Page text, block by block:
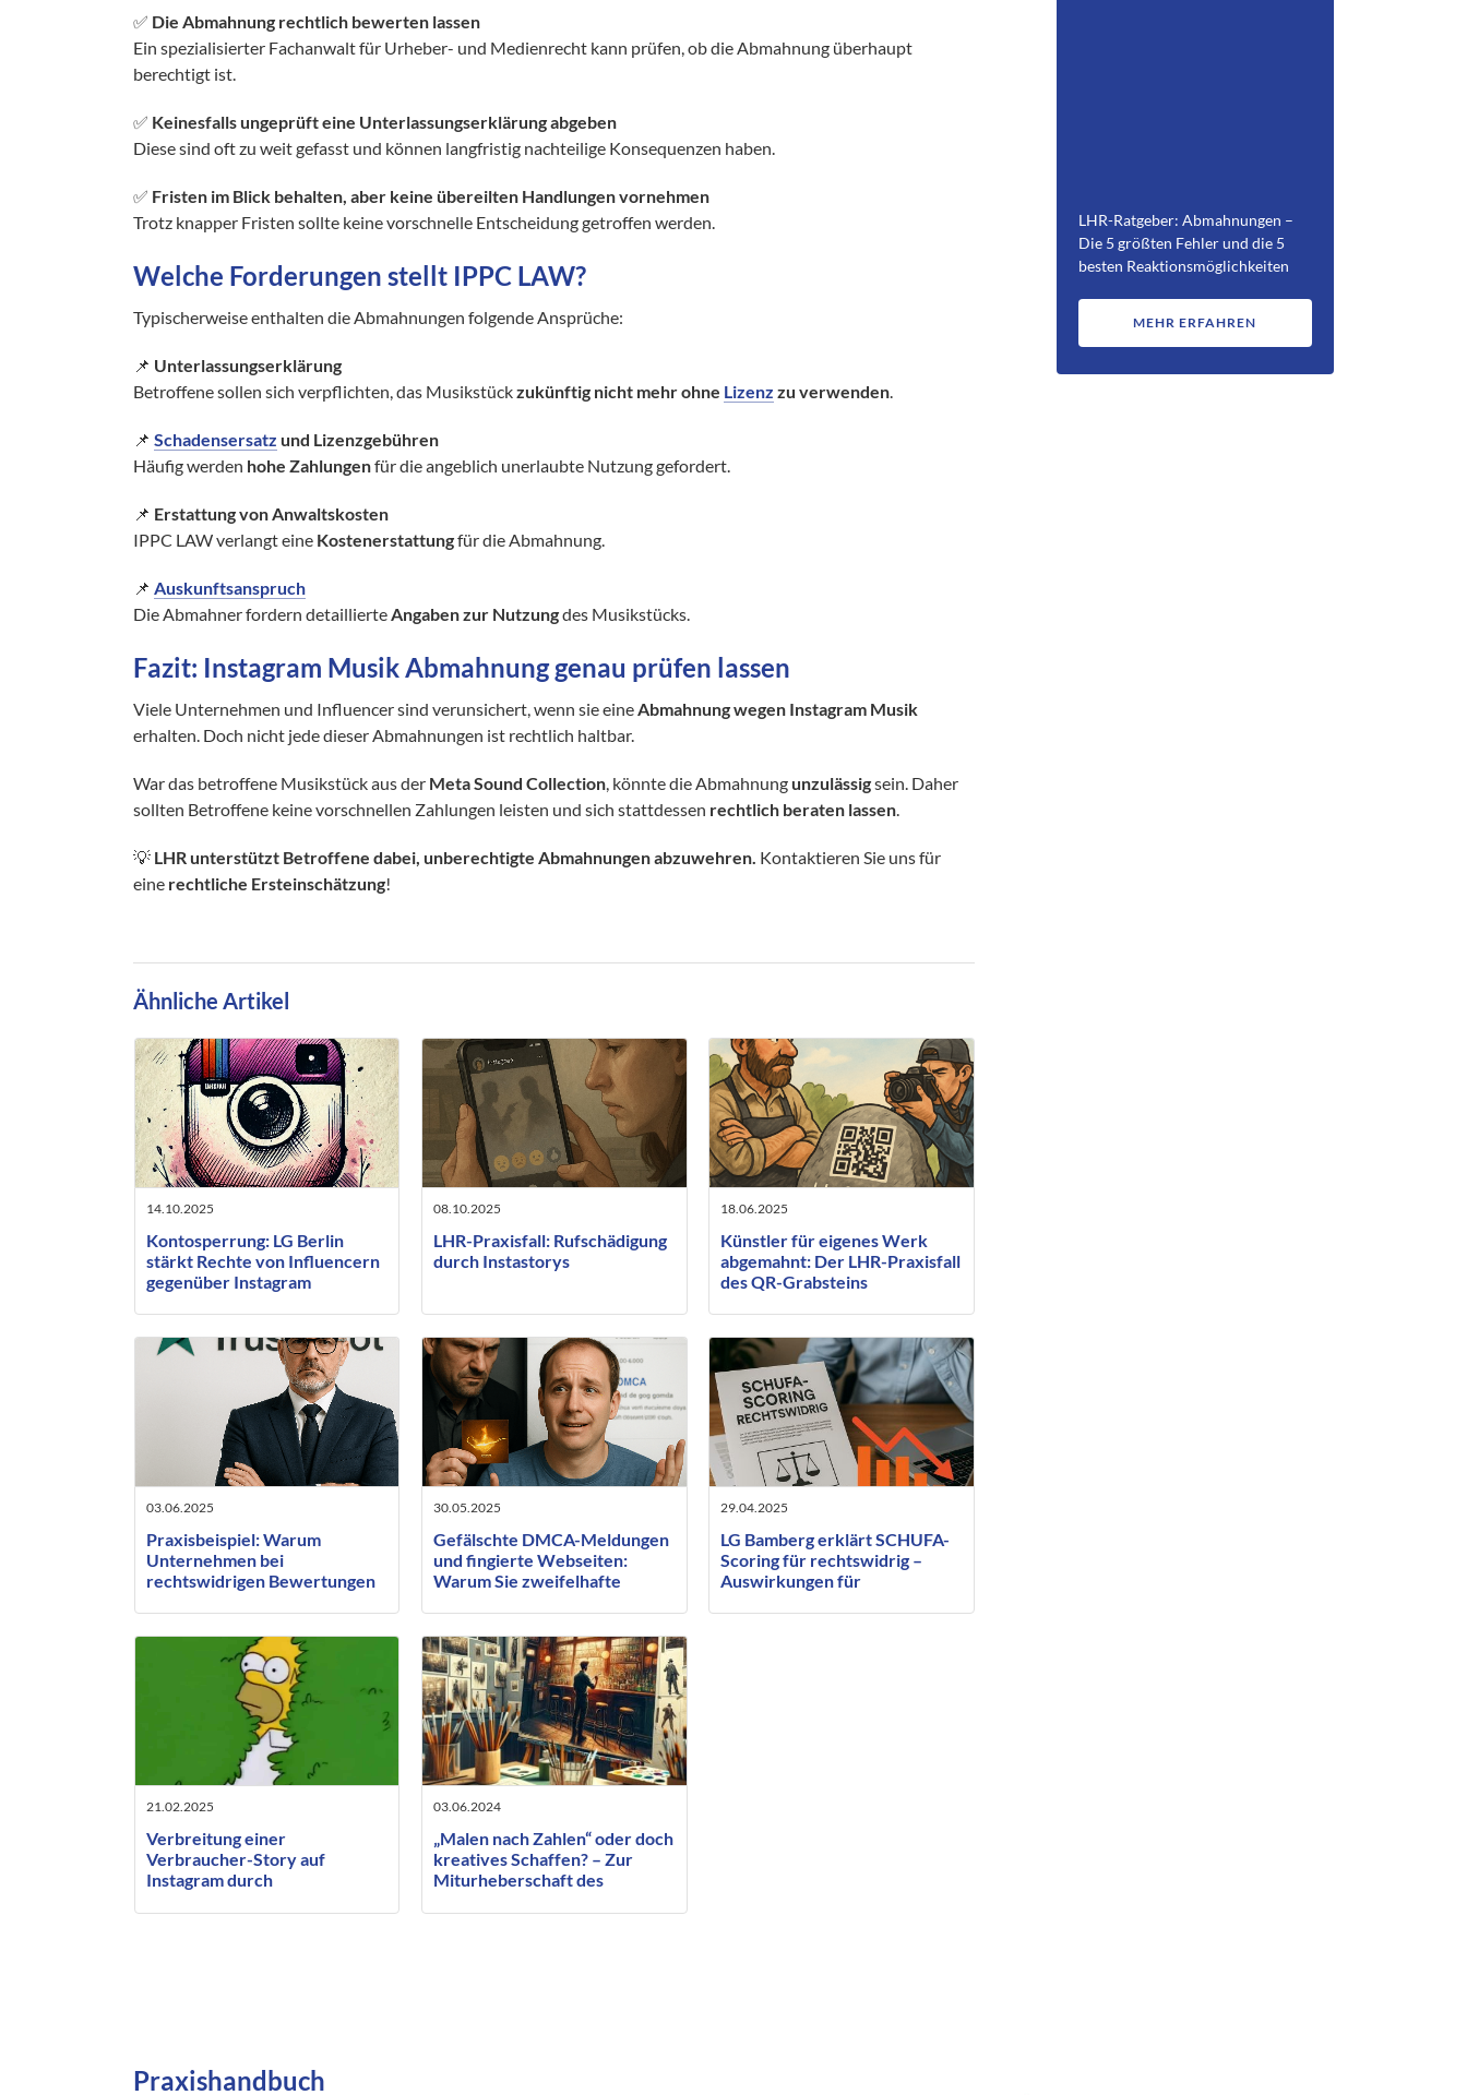
✅ Die Abmahnung rechtlich bewerten lassen
Ein spezialisierter Fachanwalt für Urheber- und Medienrecht kann prüfen, ob die Abmahnung überhaupt
berechtigt ist.
✅ Keinesfalls ungeprüft eine Unterlassungserklärung abgeben
Diese sind oft zu weit gefasst und können langfristig nachteilige Konsequenzen haben.
✅ Fristen im Blick behalten, aber keine übereilten Handlungen vornehmen
Trotz knapper Fristen sollte keine vorschnelle Entscheidung getroffen werden.
Welche Forderungen stellt IPPC LAW?
Typischerweise enthalten die Abmahnungen folgende Ansprüche:
📌 Unterlassungserklärung
Betroffene sollen sich verpflichten, das Musikstückzukünftig nicht mehr ohne Lizenz zu verwenden.
📌Schadensersatz und Lizenzgebühren
Häufig werden hohe Zahlungenfür die angeblich unerlaubte Nutzung gefordert.
📌 Erstattung von Anwaltskosten
IPPC LAW verlangt eine Kostenerstattungfür die Abmahnung.
📌Auskunftsanspruch
Die Abmahner fordern detaillierteAngaben zur Nutzungdes Musikstücks.
Fazit: Instagram Musik Abmahnung genau prüfen lassen
Viele Unternehmen und Influencer sind verunsichert, wenn sie eineAbmahnung wegen Instagram Musik
erhalten. Doch nicht jede dieser Abmahnungen ist rechtlich haltbar.
War das betroffene Musikstück aus der Meta Sound Collection, könnte die Abmahnung unzulässigsein. Daher
sollten Betroffene keine vorschnellen Zahlungen leisten und sich stattdessen rechtlich beraten lassen.
💡 LHR unterstützt Betroffene dabei, unberechtigte Abmahnungen abzuwehren. Kontaktieren Sie uns für
eine rechtliche Ersteinschätzung!
Ähnliche Artikel
14.10.2025
Kontosperrung: LG Berlin
stärkt Rechte von Influencern
gegenüber Instagram
08.10.2025
LHR-Praxisfall: Rufschädigung
durch Instastorys
18.06.2025
Künstler für eigenes Werk
abgemahnt: Der LHR-Praxisfall
des QR-Grabsteins
03.06.2025
Praxisbeispiel: Warum
Unternehmen bei
rechtswidrigen Bewertungen
30.05.2025
Gefälschte DMCA-Meldungen
und fingierte Webseiten:
Warum Sie zweifelhafte
29.04.2025
LG Bamberg erklärt SCHUFA-
Scoring für rechtswidrig –
Auswirkungen für
21.02.2025
Verbreitung einer
Verbraucher-Story auf
Instagram durch
03.06.2024
„Malen nach Zahlen“ oder doch
kreatives Schaffen? – Zur
Miturheberschaft des
LHR-Ratgeber: Abmahnungen –
Die 5 größten Fehler und die 5
besten Reaktionsmöglichkeiten
MEHR ERFAHREN
Praxishandbuch